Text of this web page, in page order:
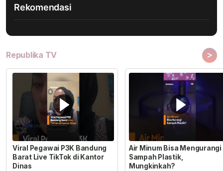
Rekomendasi
Republika TV >
Viral Pegawai P3K Bandung
Barat Live TikTok di Kantor
Dinas
Air Minum Bisa Mengurangi
Sampah Plastik,
Mungkinkah?